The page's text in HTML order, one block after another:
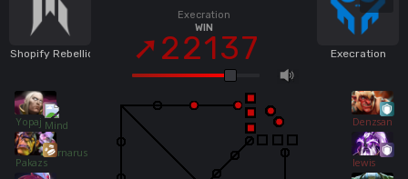
Shopify Rebellion
Yopaj
Pakazs
Execration
WIN
22137
Denzsanity
lewis
Execration